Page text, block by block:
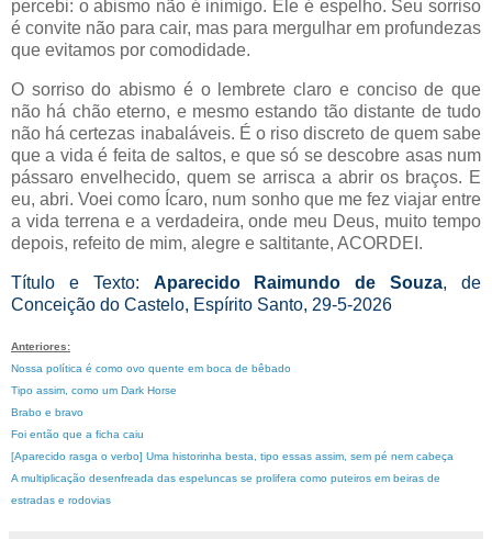
percebi: o abismo não é inimigo. Ele é espelho. Seu sorriso
é convite não para cair, mas para mergulhar em profundezas
que evitamos por comodidade.
O sorriso do abismo é o lembrete claro e conciso de que
não há chão eterno, e mesmo estando tão distante de tudo
não há certezas inabaláveis. É o riso discreto de quem sabe
que a vida é feita de saltos, e que só se descobre asas num
pássaro envelhecido, quem se arrisca a abrir os braços. E
eu, abri. Voei como Ícaro, num sonho que me fez viajar entre
a vida terrena e a verdadeira, onde meu Deus, muito tempo
depois, refeito de mim, alegre e saltitante, ACORDEI.
Título e Texto: Aparecido Raimundo de Souza, de
Conceição do Castelo, Espírito Santo, 29-5-2026
Anteriores:
Nossa política é como ovo quente em boca de bêbado
Tipo assim, como um Dark Horse
Brabo e bravo
Foi então que a ficha caiu
[Aparecido rasga o verbo] Uma historinha besta, tipo essas assim, sem pé nem cabeça
A multiplicação desenfreada das espeluncas se prolifera como puteiros em beiras de
estradas e rodovias